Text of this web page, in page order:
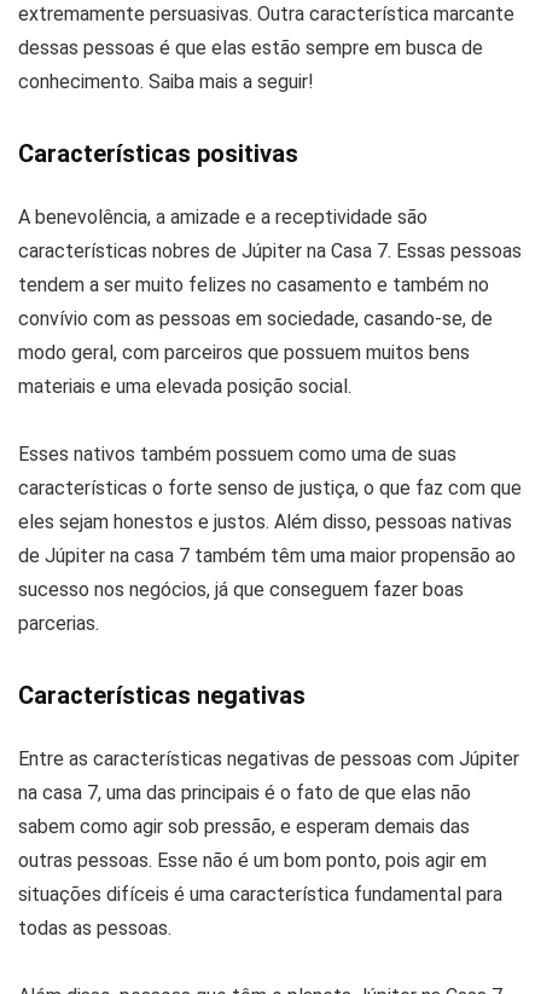
extremamente persuasivas. Outra característica marcante
dessas pessoas é que elas estão sempre em busca de
conhecimento. Saiba mais a seguir!
Características positivas
A benevolência, a amizade e a receptividade são
características nobres de Júpiter na Casa 7. Essas pessoas
tendem a ser muito felizes no casamento e também no
convívio com as pessoas em sociedade, casando-se, de
modo geral, com parceiros que possuem muitos bens
materiais e uma elevada posição social.
Esses nativos também possuem como uma de suas
características o forte senso de justiça, o que faz com que
eles sejam honestos e justos. Além disso, pessoas nativas
de Júpiter na casa 7 também têm uma maior propensão ao
sucesso nos negócios, já que conseguem fazer boas
parcerias.
Características negativas
Entre as características negativas de pessoas com Júpiter
na casa 7, uma das principais é o fato de que elas não
sabem como agir sob pressão, e esperam demais das
outras pessoas. Esse não é um bom ponto, pois agir em
situações difíceis é uma característica fundamental para
todas as pessoas.